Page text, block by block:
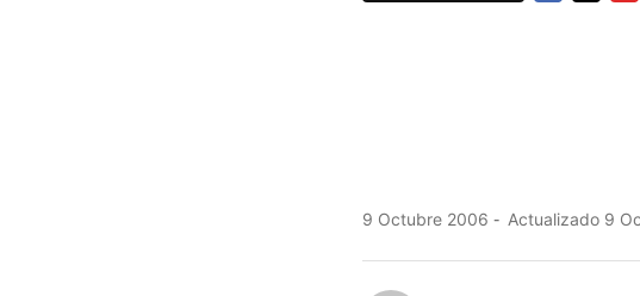
9 Octubre 2006 Actualizado 9